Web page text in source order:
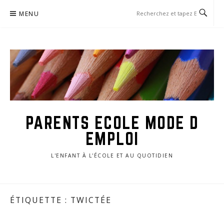
MENU
PARENTS ECOLE MODE D
EMPLOI
L'ENFANT À L'ÉCOLE ET AU QUOTIDIEN
ÉTIQUETTE : TWICTÉE